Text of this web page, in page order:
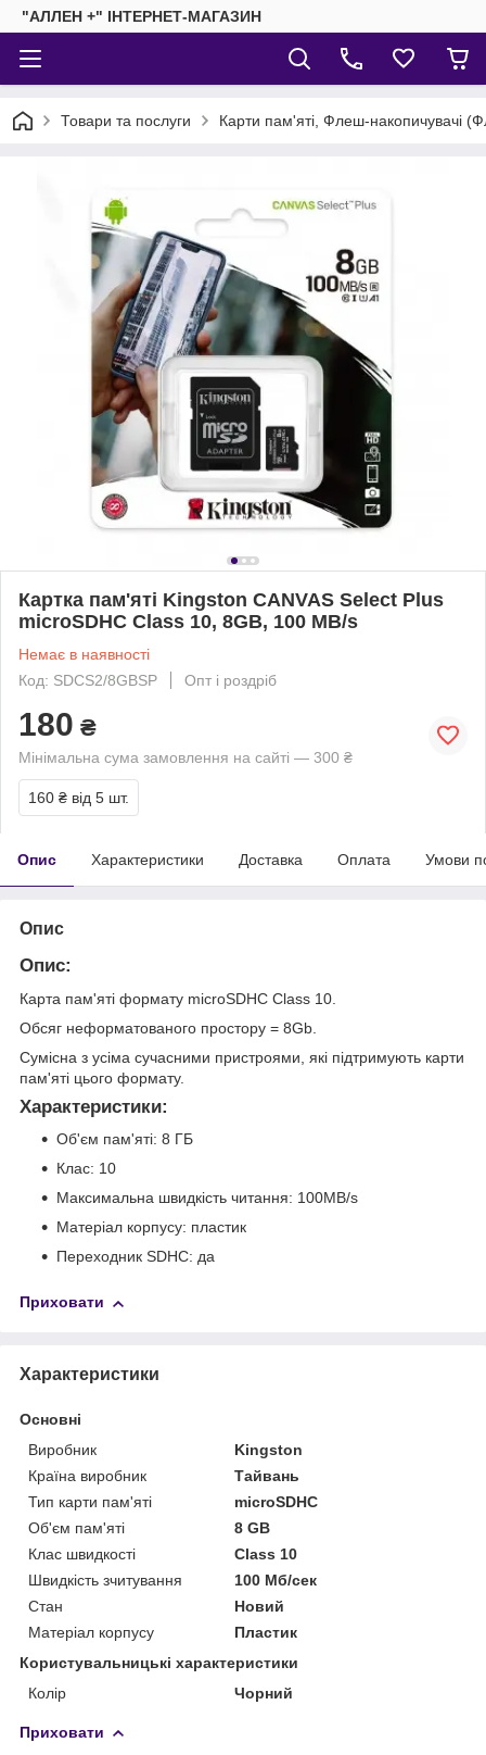
"АЛЛЕН +" ІНТЕРНЕТ-МАГАЗИН
Товари та послуги Карти пам'яті, Флеш-накопичувачі
Картка пам'яті Kingston CANVAS Select Plus
microSDHC Class 10, 8GB, 100 MB/s
Немає в наявності
Код: SDCS2/8GBSP
Опт і роздріб
180 ₴
Мінімальна сума замовлення на сайті — 300 ₴
160 ₴ від 5 шт.
Опис Характеристики Доставка Оплата Умови
Опис
Опис:
Карта пам'яті формату microSDHC Class 10.
Обсяг неформатованого простору = 8Gb.
Сумісна з усіма сучасними пристроями, які підтримують карти
пам'яті цього формату.
Характеристики:
Об'єм пам'яті: 8 ГБ
Клас: 10
Максимальна швидкість читання: 100MB/s
Матеріал корпусу: пластик
Переходник SDHC: да
Приховати
Характеристики
Основні
Виробник
Kingston
Країна виробник
Тайвань
Тип карти пам'яті
microSDHC
Об'єм пам'яті
8 GB
Клас швидкості
Class 10
Швидкість зчитування
100 Мб/сек
Стан
Новий
Матеріал корпусу
Пластик
Користувальницькі характеристики
Колір
Чорний
Приховати